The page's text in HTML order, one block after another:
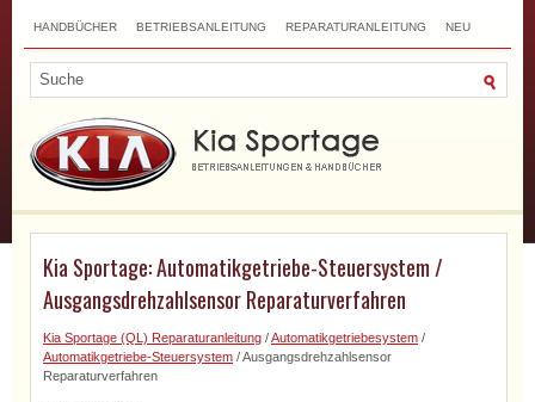
HANDBÜCHER BETRIEBSANLEITUNG REPARATURANLEITUNG NEU
Kia Sportage: Automatikgetriebe-Steuersystem /
Ausgangsdrehzahlsensor Reparaturverfahren
Kia Sportage (QL) Reparaturanleitung /Automatikgetriebesystem /
Automatikgetriebe-Steuersystem / Ausgangsdrehzahlsensor
Reparaturverfahren